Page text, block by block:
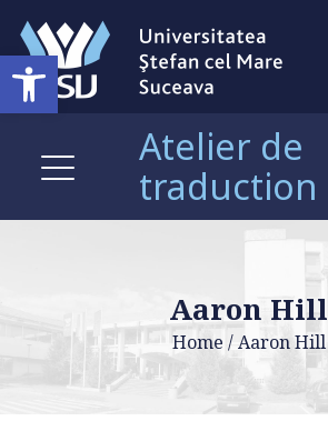
Ouvrir la barre d’outils
Atelier de
traduction
Aaron Hill
Home /Aaron Hill